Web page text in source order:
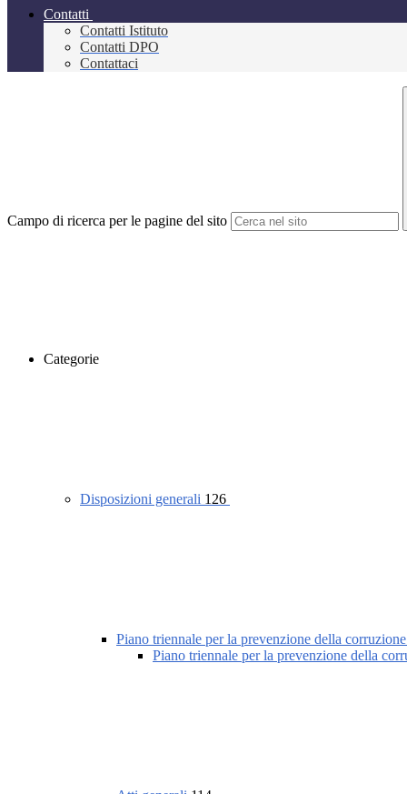
Contatti
Contatti Istituto
Contatti DPO
Contattaci
Campo di ricerca per le pagine del sito
Categorie
Disposizioni generali 126
Piano triennale per la prevenzione della
Piano triennale per la prevenzione della